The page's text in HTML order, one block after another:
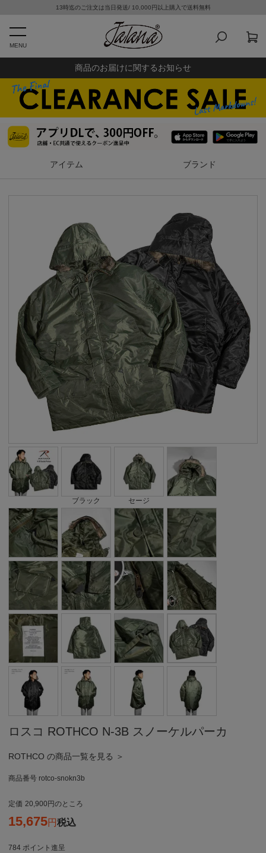
13時迄のご注文は当日発送/ 10,000円以上購入で送料無料
MENU
商品のお届けに関するお知らせ
アイテム ブランド
ブラック セージ
ロスコ ROTHCO N-3B スノーケルパーカ
ROTHCO の商品一覧を見る ＞
商品番号 rotco-snokn3b
定価 20,900 のところ
15,675 税込
784 ポイント進呈